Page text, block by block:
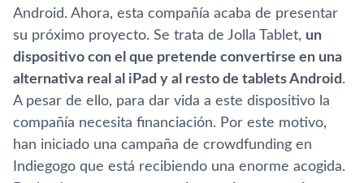
Android. Ahora, esta compañí­a acaba de presentar
su próximo proyecto. Se trata de Jolla Tablet, un
dispositivo con el que pretende convertirse en una
alternativa real al iPad y al resto de tablets Android.
A pesar de ello, para dar vida a este dispositivo la
compañí­a necesita financiación. Por este motivo,
han iniciado una campaña de crowdfunding en
Indiegogo que está recibiendo una enorme acogida.